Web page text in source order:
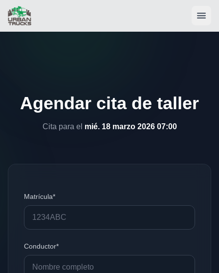
Agendar cita de taller
Cita para el mié. 18 marzo 2026 07:00
Matrícula*
Conductor*